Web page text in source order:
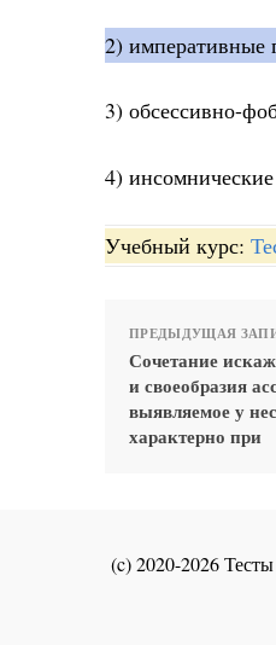
2) императивные
3) обсессивно-
4) инсомнические
Учебный курс:
ПРЕДЫДУЩАЯ
Сочетание
и своеобразия
выявляемое у
характерно при
(c) 2020-2026